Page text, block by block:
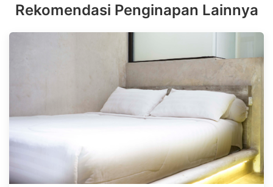
Rekomendasi Penginapan Lainnya